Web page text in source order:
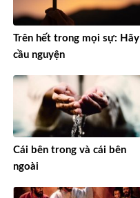
Trên hết trong mọi sự: Hãy
cầu nguyện
Cái bên trong và cái bên
ngoài